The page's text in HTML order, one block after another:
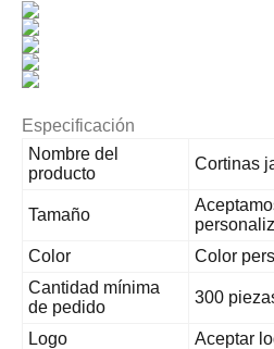
Especificación
Nombre del
producto
Cortinas
Tamaño
Color
Color
Cantidad mínima
de pedido
300
Logo
Aceptar